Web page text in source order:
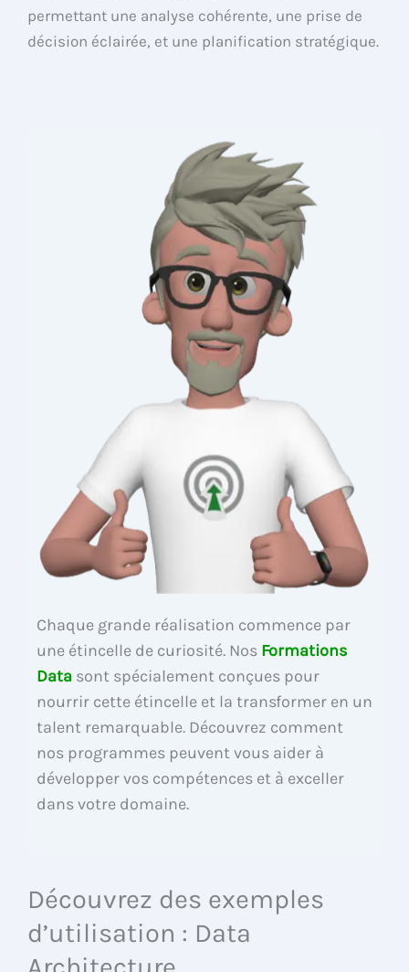
permettant une analyse cohérente, une prise de
décision éclairée, et une planification stratégique.
Chaque grande réalisation commence par
une étincelle de curiosité. Nos Formations
Data sont spécialement conçues pour
nourrir cette étincelle et la transformer en un
talent remarquable. Découvrez comment
nos programmes peuvent vous aider à
développer vos compétences et à exceller
dans votre domaine.
Découvrez des exemples
d’utilisation : Data